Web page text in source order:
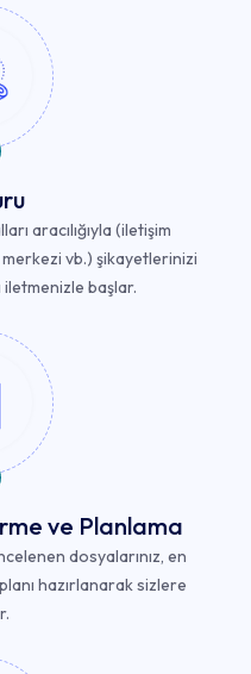
aracılığıyla (iletişim
vb.) şikayetlerinizi
iletmenizle başlar.
ve Planlama
dosyalarınız, en
hazırlanarak sizlere